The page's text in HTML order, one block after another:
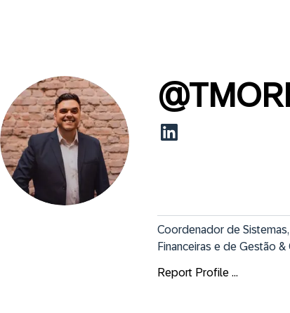
@
Coordenador de
Financeiras e de Gestão &
Report Profile ...